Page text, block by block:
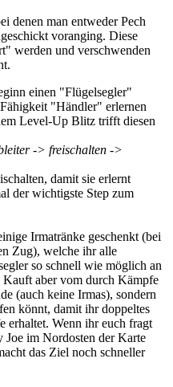
denen man entweder Pech
voranging. Diese
werden und verschwenden
einen "Flügelsegler"
"Händler" erlernen
Level-Up Blitz trifft diesen
-> freischalten ->
damit sie erlernt
der wichtigste Step zum
Irmatränke geschenkt (bei
Zug), welche ihr alle
so schnell wie möglich an
aber vom durch Kämpfe
(auch keine Irmas), sondern
könnt, damit ihr doppeltes
erhaltet. Wenn ihr euch fragt
Joe im Nordosten der Karte
das Ziel noch schneller